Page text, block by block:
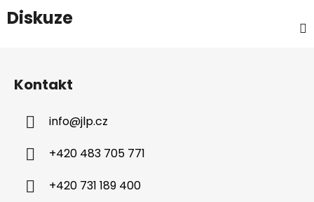
Diskuze
Kontakt
info@jlp.cz
+420 483 705 771
+420 731 189 400